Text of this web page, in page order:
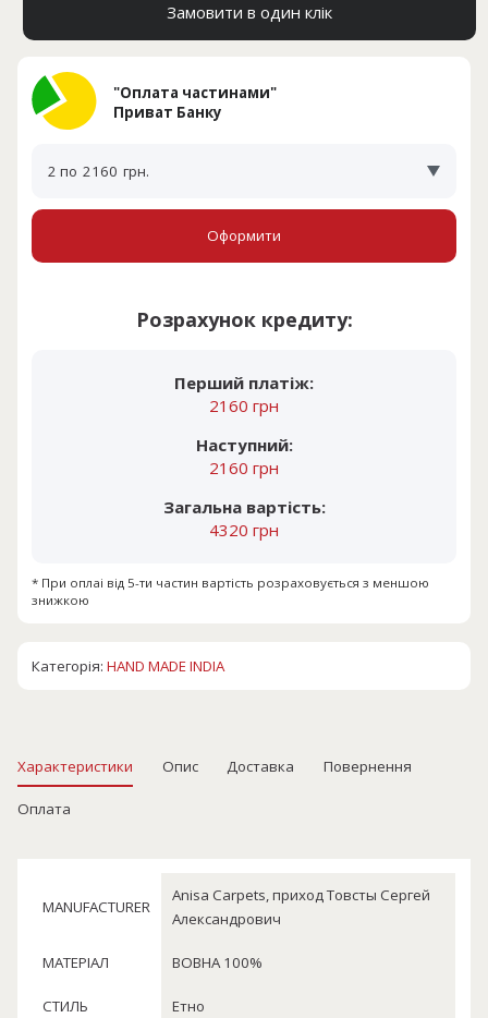
Замовити в один клік
"Оплата частинами"
Приват Банку
2 по 2160 грн.
Оформити
Розрахунок кредиту:
Перший платіж:
2160 грн
Наступний:
2160 грн
Загальна вартість:
4320 грн
* При оплаі від 5-ти частин вартість розраховується з меншою
знижкою
Категорія:HAND MADE INDIA
Характеристики Опис Доставка Повернення
Оплата
MANUFACTURER
Anisa Carpets, приход Товсты Сергей
Александрович
МАТЕРІАЛ ВОВНА 100%
СТИЛЬ Етно